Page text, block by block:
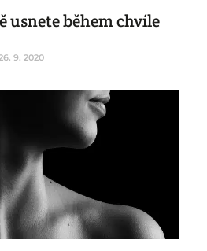
usnete během chvíle
9. 2020